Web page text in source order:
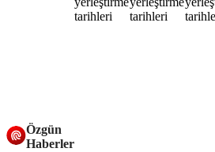
Özgün
Haberler